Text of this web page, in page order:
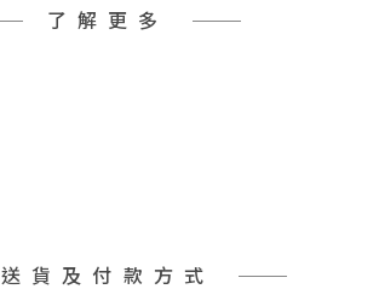
了解更多
送貨及付款方式